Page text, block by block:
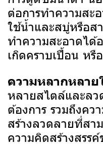
ต่อการทำความสะ
ใช้น้ำและสบู่หรือส
ทำความสะอาดได้
เกิดคราบเปื้อน หรื
ความหลากหลา
หลายสไตล์และลว
ต้องการ รวมถึงคว
สร้างลวดลายที่สา
ความคิดสร้างสรร